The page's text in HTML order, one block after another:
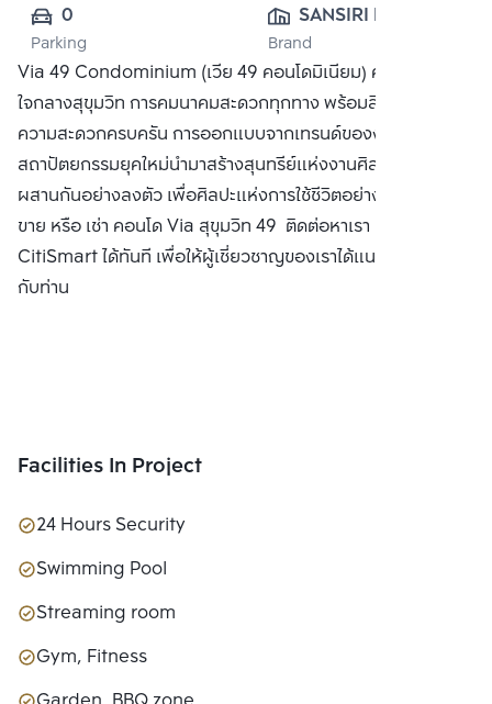
0
Parking
SANSIRI PUBLIC
CO., LTD.
Brand
Via 49 Condominium (เวีย 49 คอนโดมิเนียม) คอนโดมิเนียม
ใจกลางสุขุมวิท การคมนาคมสะดวกทุกทาง พร้อมสิ่งอำนวย
ความสะดวกครบครัน การออกแบบจากเทรนด์ของงาน
สถาปัตยกรรมยุคใหม่นำมาสร้างสุนทรีย์แห่งงานศิลป์ ให้ผสม
ผสานกันอย่างลงตัว เพื่อศิลปะแห่งการใช้ชีวิตอย่างมีสไตล์ ซื้อ
ขาย หรือ เช่า คอนโด Via สุขุมวิท 49 ติดต่อหาเรา Bangkok
CitiSmart ได้ทันที เพื่อให้ผู้เชี่ยวชาญของเราได้แนะนำคอนโดให้
กับท่าน
Facilities In Project
24 Hours Security
Swimming Pool
Streaming room
Gym, Fitness